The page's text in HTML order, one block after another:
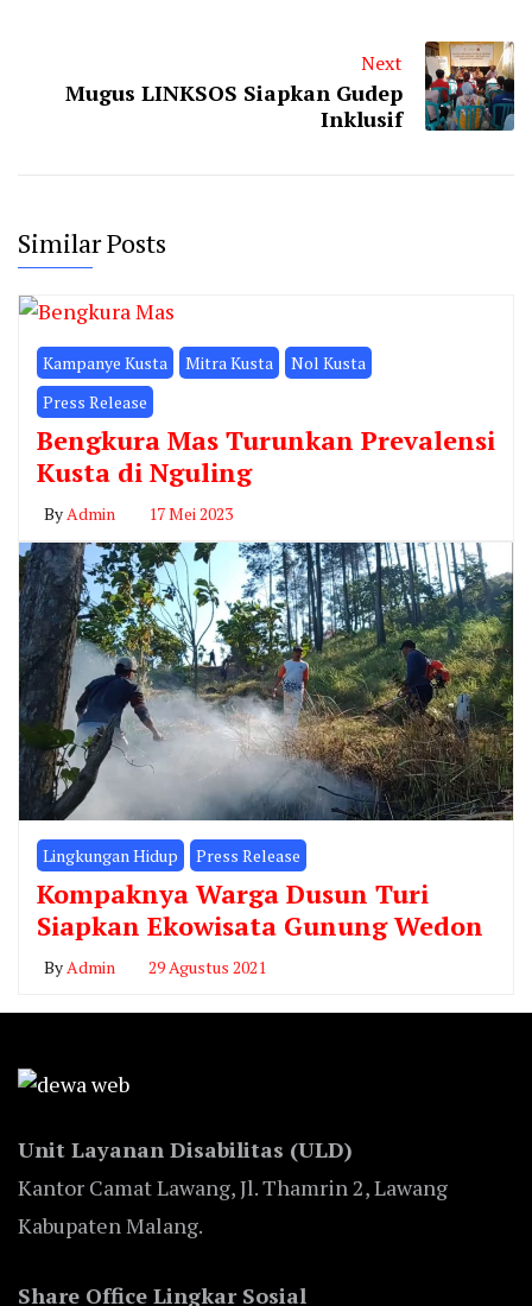
Next
Mugus LINKSOS Siapkan Gudep
Inklusif
Similar Posts
Kampanye Kusta Mitra Kusta
Nol Kusta
Press Release
Bengkura Mas Turunkan Prevalensi
Kusta di Nguling
ByAdmin 17 Mei 2023
Lingkungan Hidup Press Release
Kompaknya Warga Dusun Turi
Siapkan Ekowisata Gunung Wedon
By Admin 29 Agustus 2021
Unit Layanan Disabilitas (ULD)
Kantor Camat Lawang, Jl. Thamrin 2, Lawang
Kabupaten Malang.
Share Office Lingkar Sosial